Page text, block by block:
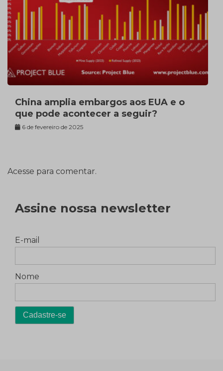
China amplia embargos aos EUA e o
que pode acontecer a seguir?
6 de fevereiro de 2025
Acesse para comentar.
Assine nossa newsletter
E-mail
Nome